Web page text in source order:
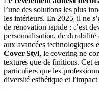
l’une des solutions les plus
les intérieurs. En 2025, il ne
de rénovation rapide : c’est
personnalisation, de durabilité
aux avancées technologiques
Cover Styl, le covering ne
textures que de finitions. Cet
particuliers que les
diversité esthétique et